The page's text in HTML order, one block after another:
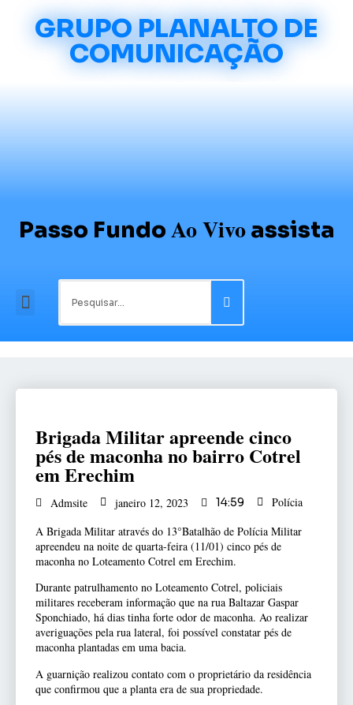
GRUPO PLANALTO DE
COMUNICAÇÃO
Passo Fundo Ao Vivo assista
Brigada Militar apreende cinco
pés de maconha no bairro Cotrel
em Erechim
Admsite janeiro 12, 2023 14:59
Polícia
A Brigada Militar através do 13°Batalhão de Polícia Militar
apreendeu na noite de quarta-feira (11/01) cinco pés de
maconha no Loteamento Cotrel em Erechim.
Durante patrulhamento no Loteamento Cotrel, policiais
militares receberam informação que na rua Baltazar Gaspar
Sponchiado, há dias tinha forte odor de maconha. Ao realizar
averiguações pela rua lateral, foi possível constatar pés de
maconha plantadas em uma bacia.
A guarnição realizou contato com o proprietário da residência
que confirmou que a planta era de sua propriedade.